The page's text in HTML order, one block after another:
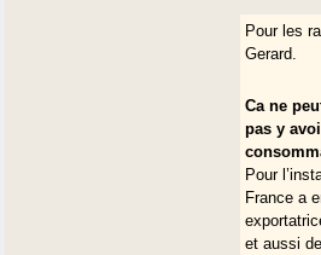
Pour les
Gerard.
Ca ne
pas y
Pour
France a
et aussi